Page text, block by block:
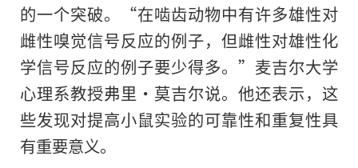
的一个突破。“在啮齿动物中有许多雄性对
雌性嗅觉信号反应的例子，但雌性对雄性化
学信号反应的例子要少得多。”麦吉尔大学
心理系教授弗里·莫吉尔说。他还表示，这
些发现对提高小鼠实验的可靠性和重复性具
有重要意义。